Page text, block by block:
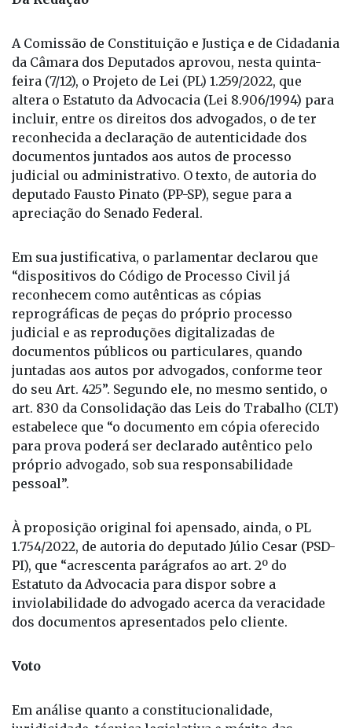
A Comissão de Constituição e Justiça e de Cidadania
da Câmara dos Deputados aprovou, nesta quinta-
feira (7/12), o Projeto de Lei (PL) 1.259/2022, que
altera o Estatuto da Advocacia (Lei 8.906/1994) para
incluir, entre os direitos dos advogados, o de ter
reconhecida a declaração de autenticidade dos
documentos juntados aos autos de processo
judicial ou administrativo. O texto, de autoria do
deputado Fausto Pinato (PP-SP), segue para a
apreciação do Senado Federal.
Em sua justificativa, o parlamentar declarou que
“dispositivos do Código de Processo Civil já
reconhecem como autênticas as cópias
reprográficas de peças do próprio processo
judicial e as reproduções digitalizadas de
documentos públicos ou particulares, quando
juntadas aos autos por advogados, conforme teor
do seu Art. 425”. Segundo ele, no mesmo sentido, o
art. 830 da Consolidação das Leis do Trabalho (CLT)
estabelece que “o documento em cópia oferecido
para prova poderá ser declarado autêntico pelo
próprio advogado, sob sua responsabilidade
pessoal”.
À proposição original foi apensado, ainda, o PL
1.754/2022, de autoria do deputado Júlio Cesar (PSD-
PI), que “acrescenta parágrafos ao art. 2º do
Estatuto da Advocacia para dispor sobre a
inviolabilidade do advogado acerca da veracidade
dos documentos apresentados pelo cliente.
Voto
Em análise quanto a constitucionalidade,